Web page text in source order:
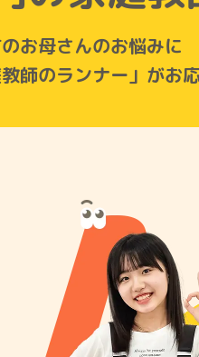
お母さんのお悩みに
教師のランナー」がお